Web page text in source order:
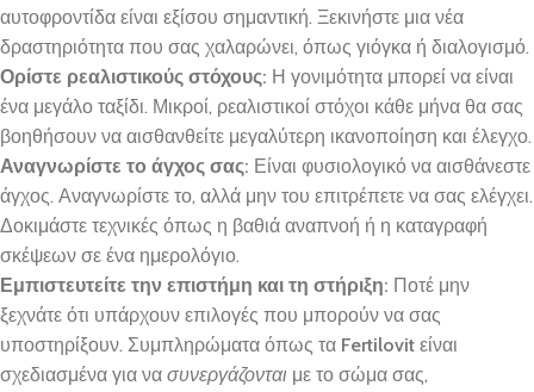
αυτοφροντίδα είναι εξίσου σημαντική. Ξεκινήστε μια νέα
δραστηριότητα που σας χαλαρώνει, όπως γιόγκα ή διαλογισμό.
Ορίστε ρεαλιστικούς στόχους: Η γονιμότητα μπορεί να είναι
ένα μεγάλο ταξίδι. Μικροί, ρεαλιστικοί στόχοι κάθε μήνα θα σας
βοηθήσουν να αισθανθείτε μεγαλύτερη ικανοποίηση και έλεγχο.
Αναγνωρίστε το άγχος σας: Είναι φυσιολογικό να αισθάνεστε
άγχος. Αναγνωρίστε το, αλλά μην του επιτρέπετε να σας ελέγχει.
Δοκιμάστε τεχνικές όπως η βαθιά αναπνοή ή η καταγραφή
σκέψεων σε ένα ημερολόγιο.
Εμπιστευτείτε την επιστήμη και τη στήριξη: Ποτέ μην
ξεχνάτε ότι υπάρχουν επιλογές που μπορούν να σας
υποστηρίξουν. Συμπληρώματα όπως τα Fertilovit είναι
σχεδιασμένα για να συνεργάζονται με το σώμα σας,